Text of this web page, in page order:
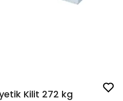
Kilit 272 kg